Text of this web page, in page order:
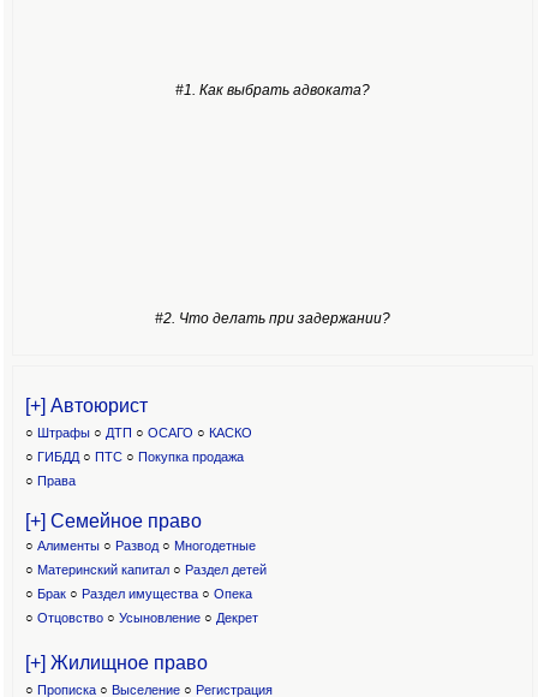
#1. Как выбрать адвоката?
#2. Что делать при задержании?
[+] Автоюрист
○ Штрафы ○ ДТП ○ ОСАГО ○ КАСКО
○ ГИБДД ○ ПТС ○ Покупка продажа
○ Права
[+] Семейное право
○ Алименты ○ Развод ○ Многодетные
○ Материнский капитал○ Раздел детей
○ Брак ○ Раздел имущества ○ Опека
○ Отцовство○ Усыновление ○ Декрет
[+] Жилищное право
○ Прописка ○ Выселение ○ Регистрация